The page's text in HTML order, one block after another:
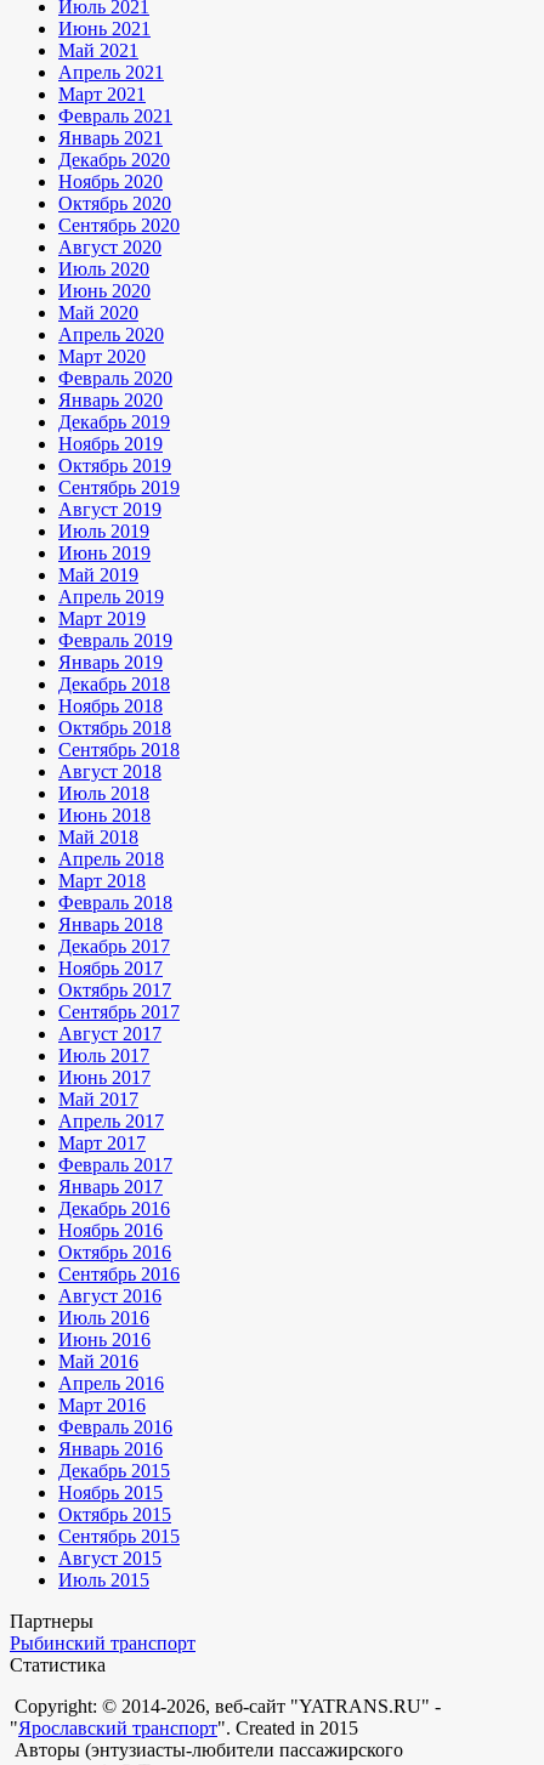
Июль 2021
Июнь 2021
Май 2021
Апрель 2021
Март 2021
Февраль 2021
Январь 2021
Декабрь 2020
Ноябрь 2020
Октябрь 2020
Сентябрь 2020
Август 2020
Июль 2020
Июнь 2020
Май 2020
Апрель 2020
Март 2020
Февраль 2020
Январь 2020
Декабрь 2019
Ноябрь 2019
Октябрь 2019
Сентябрь 2019
Август 2019
Июль 2019
Июнь 2019
Май 2019
Апрель 2019
Март 2019
Февраль 2019
Январь 2019
Декабрь 2018
Ноябрь 2018
Октябрь 2018
Сентябрь 2018
Август 2018
Июль 2018
Июнь 2018
Май 2018
Апрель 2018
Март 2018
Февраль 2018
Январь 2018
Декабрь 2017
Ноябрь 2017
Октябрь 2017
Сентябрь 2017
Август 2017
Июль 2017
Июнь 2017
Май 2017
Апрель 2017
Март 2017
Февраль 2017
Январь 2017
Декабрь 2016
Ноябрь 2016
Октябрь 2016
Сентябрь 2016
Август 2016
Июль 2016
Июнь 2016
Май 2016
Апрель 2016
Март 2016
Февраль 2016
Январь 2016
Декабрь 2015
Ноябрь 2015
Октябрь 2015
Сентябрь 2015
Август 2015
Июль 2015
Партнеры
Рыбинский транспорт
Статистика
Copyright: © 2014-2026, веб-сайт "YATRANS.RU" -
"Ярославский транспорт". Created in 2015
Авторы (энтузиасты-любители пассажирского